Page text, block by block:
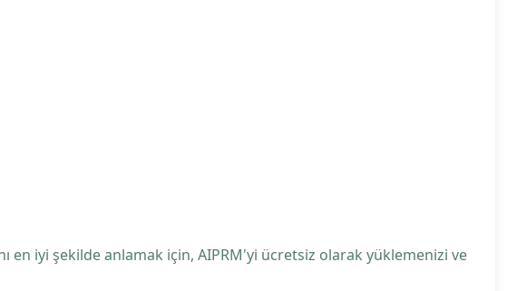
en iyi şekilde anlamak için, AIPRM'yi ücretsiz olarak yüklemenizi ve